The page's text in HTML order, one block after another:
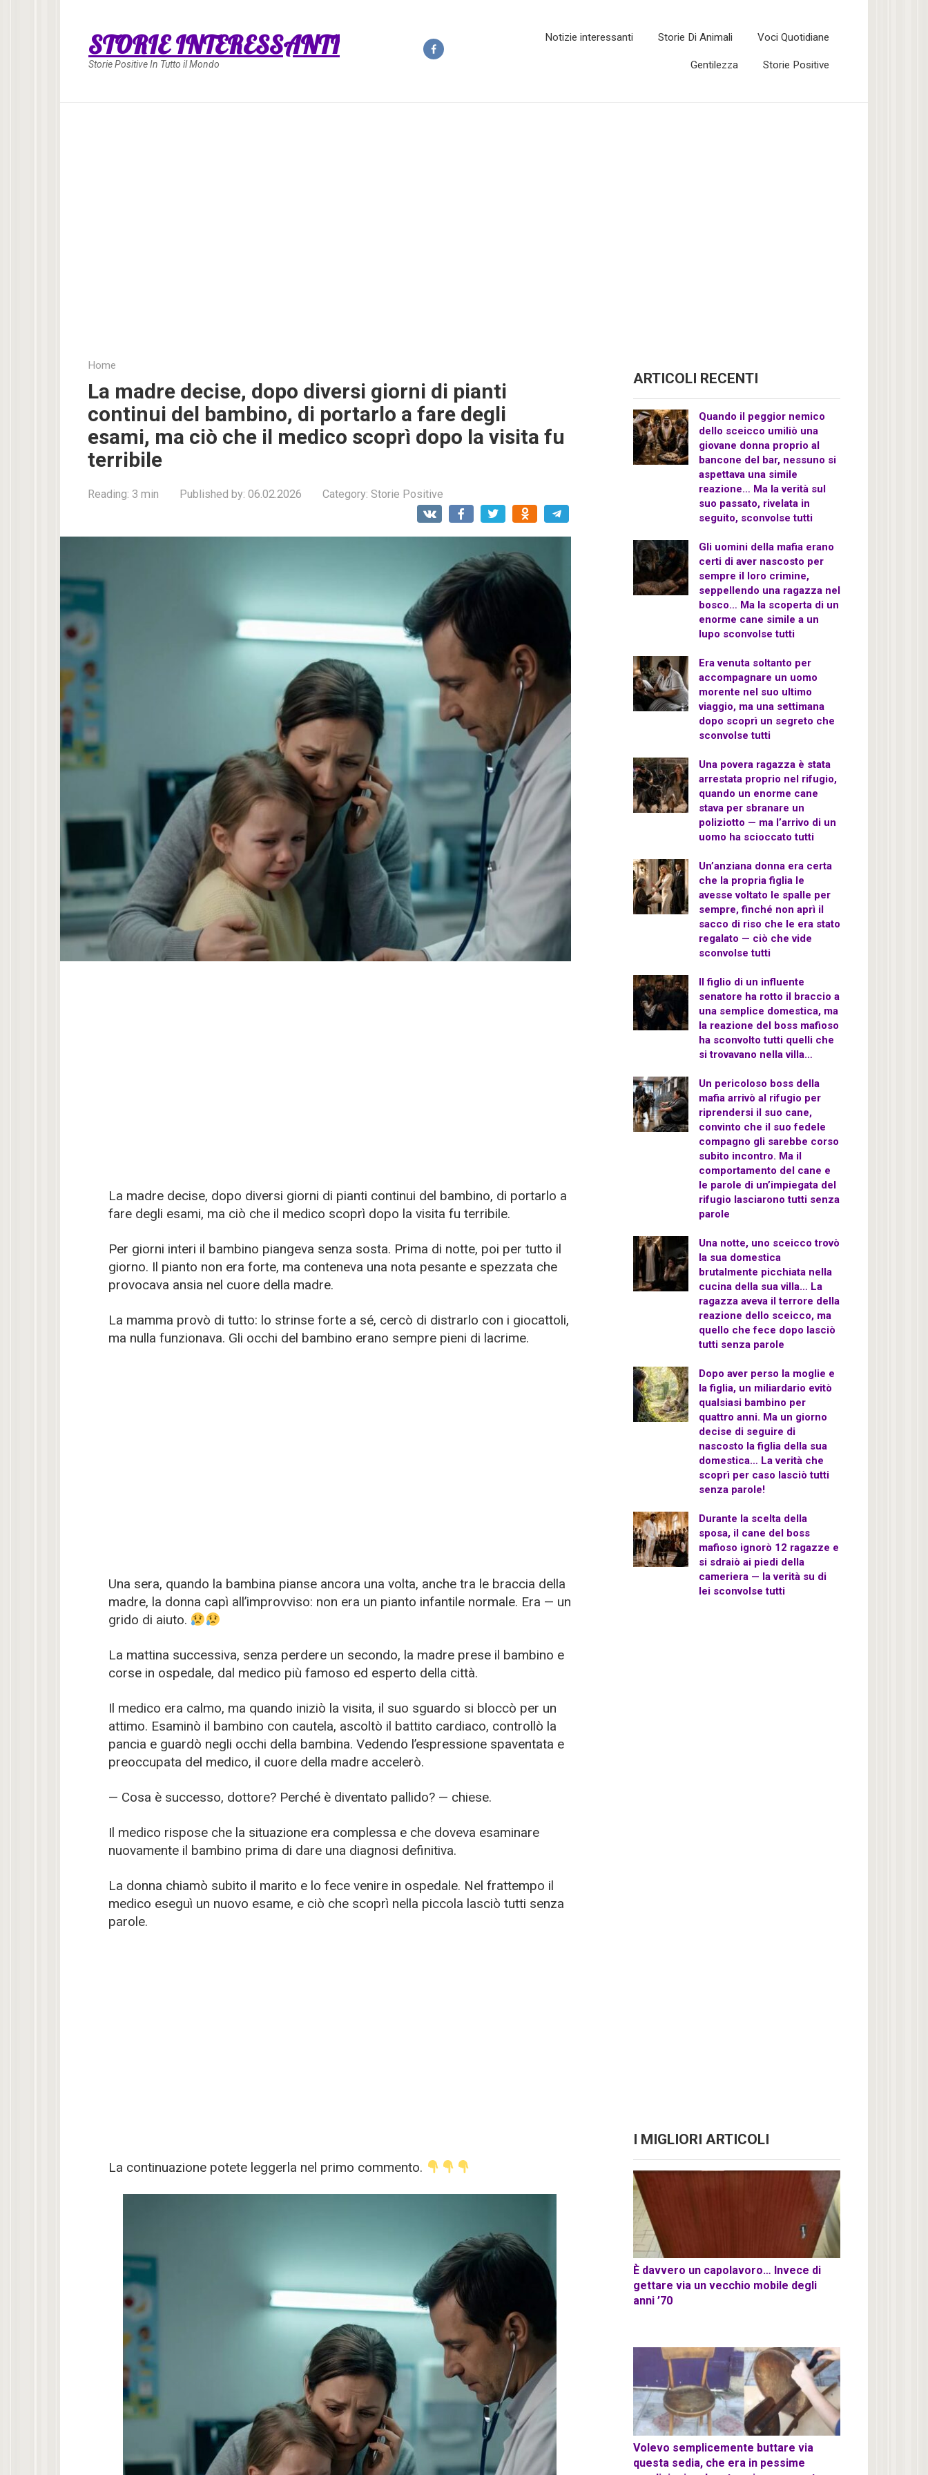
STORIE INTERESSANTI
Storie Positive In Tutto il Mondo
Notizie interessanti Storie Di Animali Voci Quotidiane
Gentilezza Storie Positive
Home
La madre decise, dopo diversi giorni di pianti
continui del bambino, di portarlo a fare degli
esami, ma ciò che il medico scoprì dopo la visita fu
terribile
Reading: 3 min Published by: 06.02.2026 Category: Storie Positive
La madre decise, dopo diversi giorni di pianti continui del bambino, di portarlo a
fare degli esami, ma ciò che il medico scoprì dopo la visita fu terribile.
Per giorni interi il bambino piangeva senza sosta. Prima di notte, poi per tutto il
giorno. Il pianto non era forte, ma conteneva una nota pesante e spezzata che
provocava ansia nel cuore della madre.
La mamma provò di tutto: lo strinse forte a sé, cercò di distrarlo con i giocattoli,
ma nulla funzionava. Gli occhi del bambino erano sempre pieni di lacrime.
Una sera, quando la bambina pianse ancora una volta, anche tra le braccia della
madre, la donna capì all’improvviso: non era un pianto infantile normale. Era — un
grido di aiuto.
La mattina successiva, senza perdere un secondo, la madre prese il bambino e
corse in ospedale, dal medico più famoso ed esperto della città.
Il medico era calmo, ma quando iniziò la visita, il suo sguardo si bloccò per un
attimo. Esaminò il bambino con cautela, ascoltò il battito cardiaco, controllò la
pancia e guardò negli occhi della bambina. Vedendo l’espressione spaventata e
preoccupata del medico, il cuore della madre accelerò.
— Cosa è successo, dottore? Perché è diventato pallido? — chiese.
Il medico rispose che la situazione era complessa e che doveva esaminare
nuovamente il bambino prima di dare una diagnosi definitiva.
La donna chiamò subito il marito e lo fece venire in ospedale. Nel frattempo il
medico eseguì un nuovo esame, e ciò che scoprì nella piccola lasciò tutti senza
parole.
La continuazione potete leggerla nel primo commento.
ARTICOLI RECENTI
Quando il peggior nemico
dello sceicco umiliò una
giovane donna proprio al
bancone del bar, nessuno si
aspettava una simile
reazione… Ma la verità sul
suo passato, rivelata in
seguito, sconvolse tutti
Gli uomini della mafia erano
certi di aver nascosto per
sempre il loro crimine,
seppellendo una ragazza nel
bosco… Ma la scoperta di un
enorme cane simile a un
lupo sconvolse tutti
Era venuta soltanto per
accompagnare un uomo
morente nel suo ultimo
viaggio, ma una settimana
dopo scoprì un segreto che
sconvolse tutti
Una povera ragazza è stata
arrestata proprio nel rifugio,
quando un enorme cane
stava per sbranare un
poliziotto — ma l’arrivo di un
uomo ha scioccato tutti
Un’anziana donna era certa
che la propria figlia le
avesse voltato le spalle per
sempre, finché non aprì il
sacco di riso che le era stato
regalato — ciò che vide
sconvolse tutti
Il figlio di un influente
senatore ha rotto il braccio a
una semplice domestica, ma
la reazione del boss mafioso
ha sconvolto tutti quelli che
si trovavano nella villa…
Un pericoloso boss della
mafia arrivò al rifugio per
riprendersi il suo cane,
convinto che il suo fedele
compagno gli sarebbe corso
subito incontro. Ma il
comportamento del cane e
le parole di un’impiegata del
rifugio lasciarono tutti senza
parole
Una notte, uno sceicco trovò
la sua domestica
brutalmente picchiata nella
cucina della sua villa… La
ragazza aveva il terrore della
reazione dello sceicco, ma
quello che fece dopo lasciò
tutti senza parole
Dopo aver perso la moglie e
la figlia, un miliardario evitò
qualsiasi bambino per
quattro anni. Ma un giorno
decise di seguire di
nascosto la figlia della sua
domestica… La verità che
scoprì per caso lasciò tutti
senza parole!
Durante la scelta della
sposa, il cane del boss
mafioso ignorò 12 ragazze e
si sdraiò ai piedi della
cameriera — la verità su di
lei sconvolse tutti
I MIGLIORI ARTICOLI
È davvero un capolavoro… Invece di
gettare via un vecchio mobile degli
anni ’70
Volevo semplicemente buttare via
questa sedia, che era in pessime